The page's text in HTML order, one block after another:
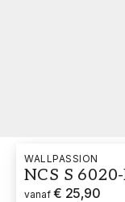
WALLPASSION
NCS S
vanaf € 25,90